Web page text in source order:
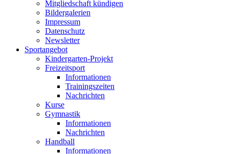
Mitgliedschaft kündigen
Bildergalerien
Impressum
Datenschutz
Newsletter
Sportangebot
Kindergarten-Projekt
Freizeitsport
Informationen
Trainingszeiten
Nachrichten
Kurse
Gymnastik
Informationen
Nachrichten
Handball
Informationen